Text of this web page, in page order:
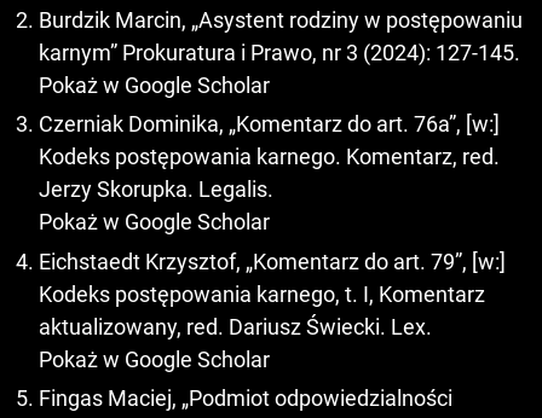
Burdzik Marcin, „Asystent rodziny w postępowaniu
karnym” Prokuratura i Prawo, nr 3 (2024): 127-145.
Pokaż w Google Scholar
Czerniak Dominika, „Komentarz do art. 76a”, [w:]
Kodeks postępowania karnego. Komentarz, red.
Jerzy Skorupka. Legalis.
Pokaż w Google Scholar
Eichstaedt Krzysztof, „Komentarz do art. 79”, [w:]
Kodeks postępowania karnego, t. I, Komentarz
aktualizowany, red. Dariusz Świecki. Lex.
Pokaż w Google Scholar
Fingas Maciej, „Podmiot odpowiedzialności